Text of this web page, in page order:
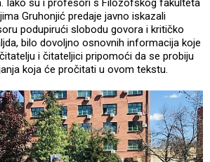
Iako su i profesori s Filozofskog fakulteta
Gruhonjić predaje javno iskazali
podupirući slobodu govora i kritičko
bilo dovoljno osnovnih informacija koje
i čitateljici pripomoći da se probiju
koja će pročitati u ovom tekstu.